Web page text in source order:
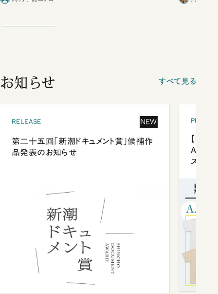
お知らせ すべて見る
RELEASE NEW
第二十五回「新潮ドキュメント賞」候補作
品発表のお知らせ
【「新
ズプレ